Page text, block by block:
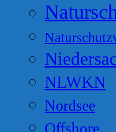
NLWKN
Nordsee
Offshore